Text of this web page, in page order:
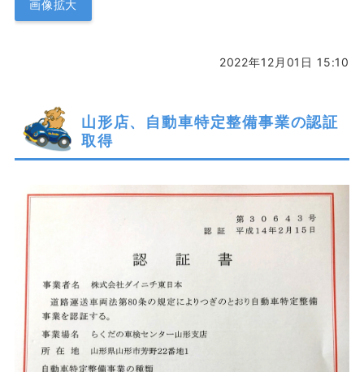
画像拡大
2022年12月01日 15:10
山形店、自動車特定整備事業の認証
取得